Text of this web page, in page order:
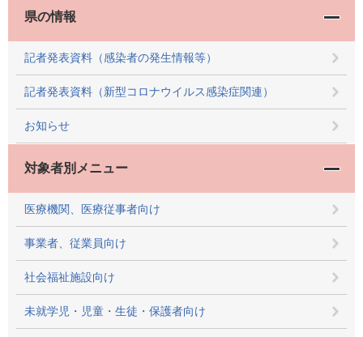
県の情報
記者発表資料（感染者の発生情報等）
記者発表資料（新型コロナウイルス感染症関連）
お知らせ
対象者別メニュー
医療機関、医療従事者向け
事業者、従業員向け
社会福祉施設向け
未就学児・児童・生徒・保護者向け